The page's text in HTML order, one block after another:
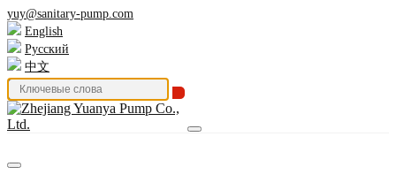
yuy@sanitary-pump.com
English
Русский
中文